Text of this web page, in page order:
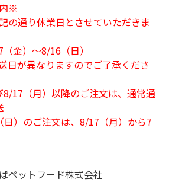
※
の通り休業日とさせていただきま
金）～8/16（日）
日が異なりますのでご了承くださ
8/17（月）以降のご注文は、通常通
日）のご注文は、8/17（月）から7
ペットフード株式会社